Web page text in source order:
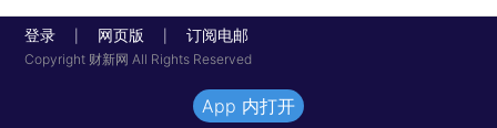
登录 网页版 订阅电邮
Copyright 财新网 All Rights Reserved
App 内打开